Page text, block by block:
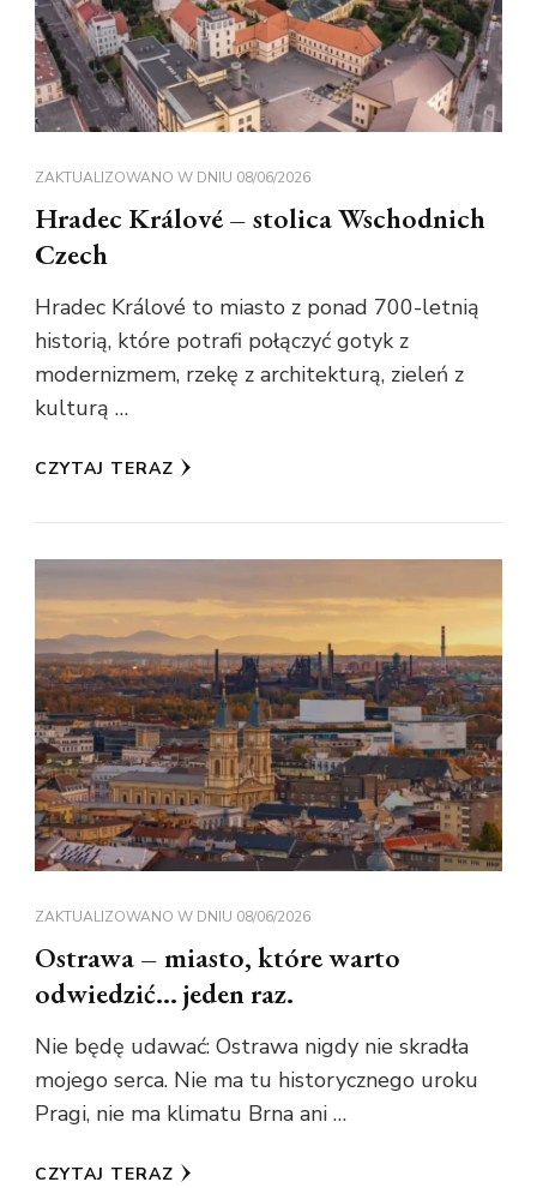
ZAKTUALIZOWANO W DNIU 08/06/2026
Hradec Králové – stolica Wschodnich
Czech
Hradec Králové to miasto z ponad 700-letnią
historią, które potrafi połączyć gotyk z
modernizmem, rzekę z architekturą, zieleń z
kulturą …
CZYTAJ TERAZ
ZAKTUALIZOWANO W DNIU 08/06/2026
Ostrawa – miasto, które warto
odwiedzić… jeden raz.
Nie będę udawać: Ostrawa nigdy nie skradła
mojego serca. Nie ma tu historycznego uroku
Pragi, nie ma klimatu Brna ani …
CZYTAJ TERAZ